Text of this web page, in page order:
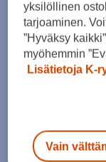
July 2024(5)
June 2024(5)
May 2024(7)
April 2024(3)
March 2024(5)
October 2023 (7)
September 2023
yksilöllinen
tarjoaminen.
”Hyväksy
myöhemmin
Lisätietoja K-
Vain